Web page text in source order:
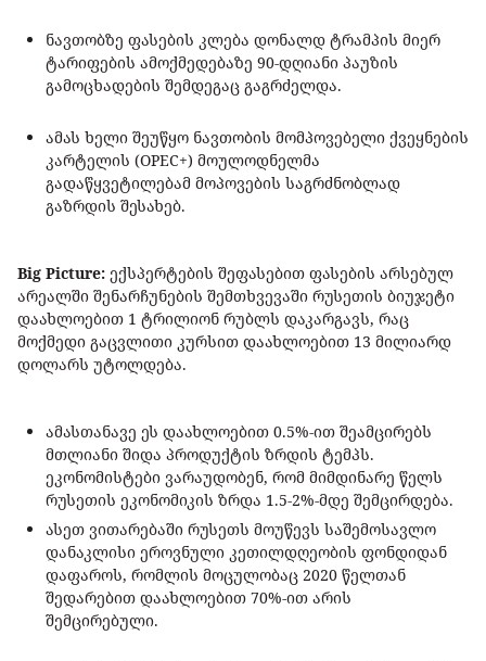
ნავთობზე ფასების კლება დონალდ ტრამპის მიერ
ტარიფების ამოქმედებაზე 90-დღიანი პაუზის
გამოცხადების შემდეგაც გაგრძელდა.
ამას ხელი შეუწყო ნავთობის მომპოვებელი ქვეყნების
კარტელის (OPEC+) მოულოდნელმა
გადაწყვეტილებამ მოპოვების საგრძნობლად
გაზრდის შესახებ.
Big Picture: ექსპერტების შეფასებით ფასების არსებულ
არეალში შენარჩუნების შემთხვევაში რუსეთის ბიუჯეტი
დაახლოებით 1 ტრილიონ რუბლს დაკარგავს, რაც
მოქმედი გაცვლითი კურსით დაახლოებით 13 მილიარდ
დოლარს უტოლდება.
ამასთანავე ეს დაახლოებით 0.5%-ით შეამცირებს
მთლიანი შიდა პროდუქტის ზრდის ტემპს.
ეკონომისტები ვარაუდობენ, რომ მიმდინარე წელს
რუსეთის ეკონომიკის ზრდა 1.5-2%-მდე შემცირდება.
ასეთ ვითარებაში რუსეთს მოუწევს საშემოსავლო
დანაკლისი ეროვნული კეთილდღეობის ფონდიდან
დაფაროს, რომლის მოცულობაც 2020 წელთან
შედარებით დაახლოებით 70%-ით არის
შემცირებული.